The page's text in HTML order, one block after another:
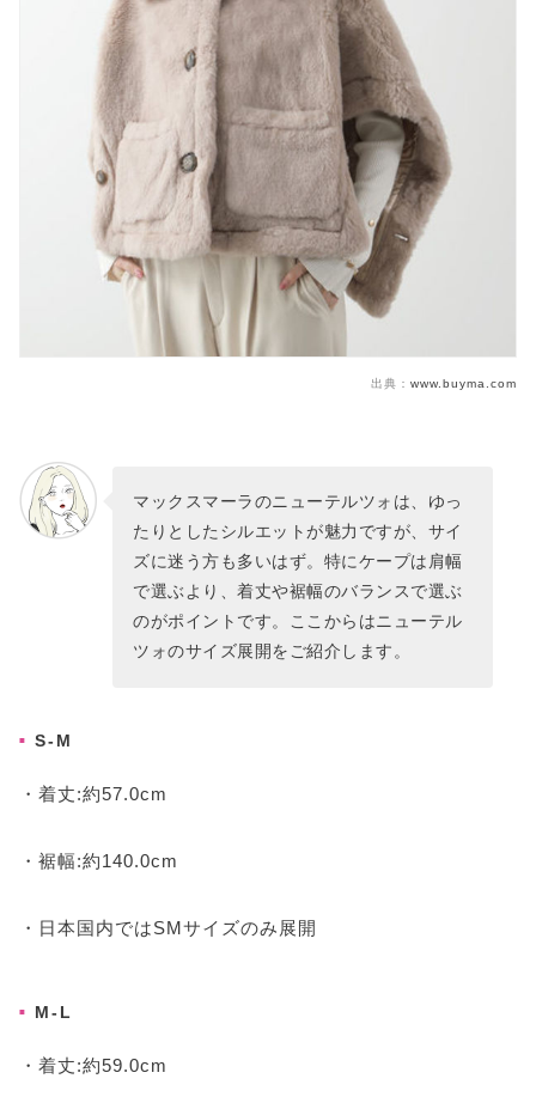
出典： www.buyma.com
マックスマーラのニューテルツォは、ゆっ
たりとしたシルエットが魅力ですが、サイ
ズに迷う方も多いはず。特にケープは肩幅
で選ぶより、着丈や裾幅のバランスで選ぶ
のがポイントです。ここからはニューテル
ツォのサイズ展開をご紹介します。
S-M
・着丈:約57.0cm
・裾幅:約140.0cm
・日本国内ではSMサイズのみ展開
M-L
・着丈:約59.0cm